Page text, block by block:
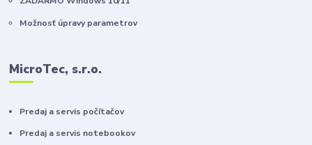
Možnosť úpravy parametrov
MicroTec, s.r.o.
Predaj a servis počítačov
Predaj a servis notebookov